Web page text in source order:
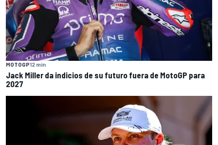
MOTOGP12 min
Jack Miller da indicios de su futuro fuera de MotoGP para
2027